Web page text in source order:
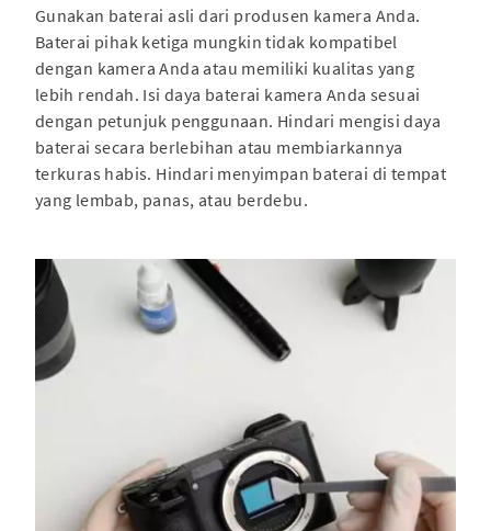
Gunakan baterai asli dari produsen kamera Anda.
Baterai pihak ketiga mungkin tidak kompatibel
dengan kamera Anda atau memiliki kualitas yang
lebih rendah. Isi daya baterai kamera Anda sesuai
dengan petunjuk penggunaan. Hindari mengisi daya
baterai secara berlebihan atau membiarkannya
terkuras habis. Hindari menyimpan baterai di tempat
yang lembab, panas, atau berdebu.